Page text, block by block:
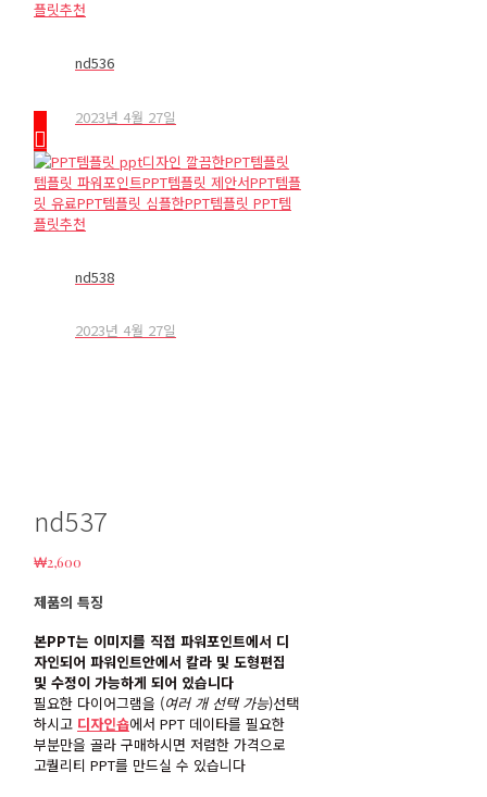
nd536
2023년 4월 27일
nd538
2023년 4월 27일
nd537
₩2,600
제품의 특징
본PPT는 이미지를 직접 파워포인트에서 디
자인되어 파워인트안에서 칼라 및 도형편집
및 수정이 가능하게 되어 있습니다
필요한 다이어그램을 (여러 개 선택 가능)선택
하시고 디자인숍에서 PPT 데이타를 필요한
부분만을 골라 구매하시면 저렴한 가격으로
고퀄리티 PPT를 만드실 수 있습니다